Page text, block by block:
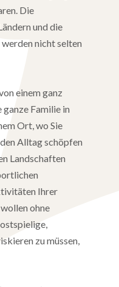
Die
und die
nicht selten
einem ganz
Familie in
Ort, wo Sie
Alltag schöpfen
Landschaften
Ihrer
ohne
zu müssen,